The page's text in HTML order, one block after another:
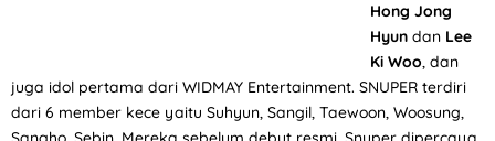
Hong Jong
Hyun dan Lee
Ki Woo, dan
juga idol pertama dari WIDMAY Entertainment. SNUPER terdiri
dari 6 member kece yaitu Suhyun, Sangil, Taewoon, Woosung,